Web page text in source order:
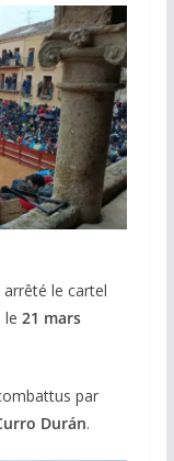
arrêté le cartel
le 21 mars
par
Durán.